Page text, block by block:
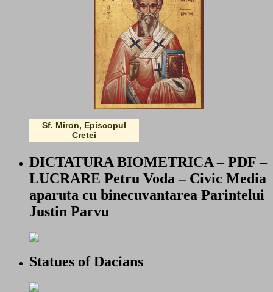
Sf. Miron, Episcopul
Cretei
DICTATURA BIOMETRICA – PDF –
LUCRARE Petru Voda – Civic Media
aparuta cu binecuvantarea Parintelui
Justin Parvu
Statues of Dacians